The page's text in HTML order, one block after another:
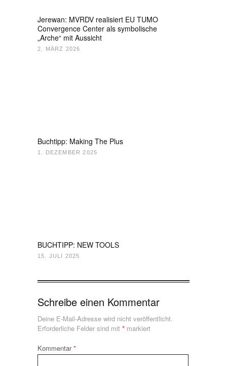
Jerewan: MVRDV realisiert EU TUMO
Convergence Center als symbolische
„Arche“ mit Aussicht
2. MÄRZ 2026
Buchtipp: Making The Plus
1. DEZEMBER 2025
BUCHTIPP: NEW TOOLS
15. JULI 2025
Schreibe einen Kommentar
Deine E-Mail-Adresse wird nicht veröffentlicht.
Erforderliche Felder sind mit * markiert
Kommentar*